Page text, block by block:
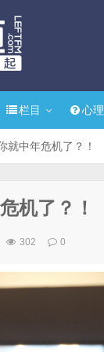
栏目 心理
就中年危机了？！
机了？！
302 0